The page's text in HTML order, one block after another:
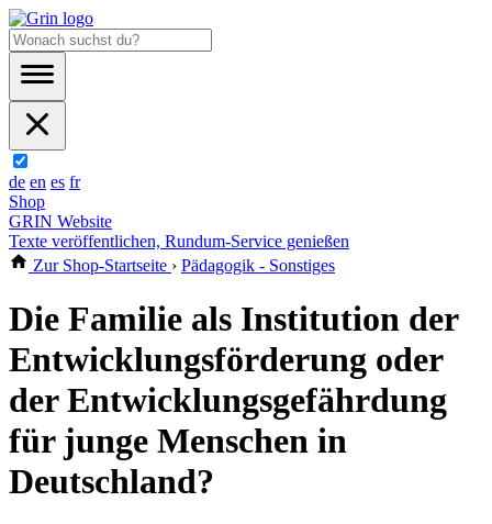
de en es fr
Shop
GRIN Website
Texte veröffentlichen, Rundum-Service genießen
Zur Shop-Startseite › Pädagogik - Sonstiges
Die Familie als Institution der
Entwicklungsförderung oder
der Entwicklungsgefährdung
für junge Menschen in
Deutschland?